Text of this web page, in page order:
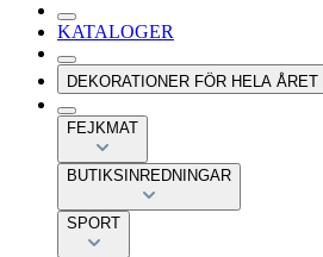
KATALOGER
DEKORATIONER FÖR HELA ÅRET
FEJKMAT
BUTIKSINREDNINGAR
SPORT